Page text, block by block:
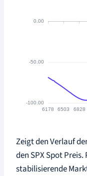
Zeigt den Verlauf
den SPX Spot
stabilisierende